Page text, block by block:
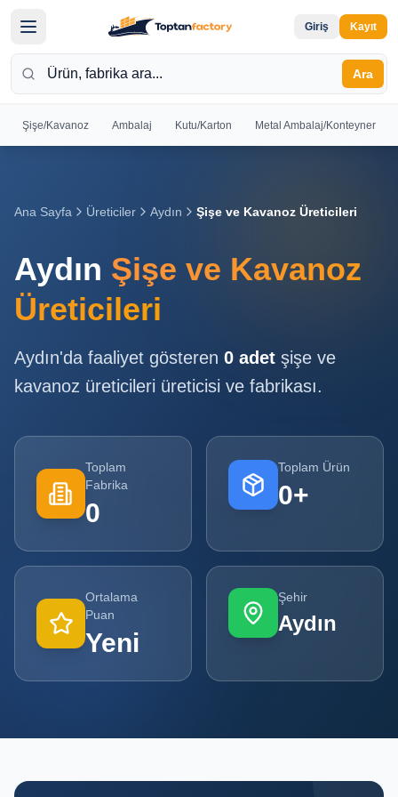
Giriş Kayıt
Ara
Şişe/Kavanoz Ambalaj Kutu/Karton Metal Ambalaj/Konteyner
Giriş yapın
Giriş
Yap
Ol
Ana
Sayfa
Tüm
Ürünler
Kampanyalar
POPÜLER
KATEGORILER
Ana Sayfa Üreticiler Aydın Şişe ve Kavanoz Üreticileri
Aydın Şişe ve Kavanoz
Üreticileri
Aydın'da faaliyet gösteren 0 adet şişe ve
kavanoz üreticileri üreticisi ve fabrikası.
Toplam
Fabrika
0
Toplam Ürün
0+
Ortalama
Puan
Yeni
Şehir
Aydın